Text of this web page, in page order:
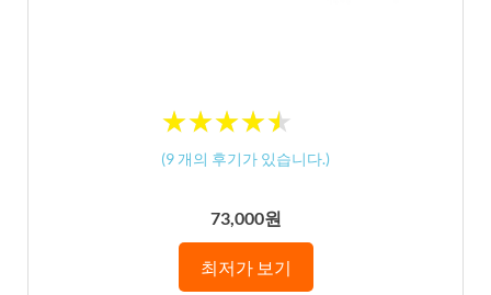
★★★★★
★★★★★
(9 개의 후기가 있습니다.)
73,000원
최저가 보기